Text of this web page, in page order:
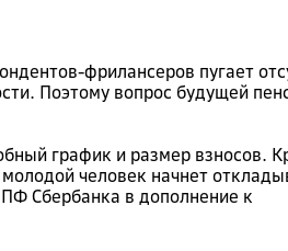
фрилансеров пугает
Поэтому вопрос будущей
график и размер взносов.
человек начнет
Сбербанка в дополнение к